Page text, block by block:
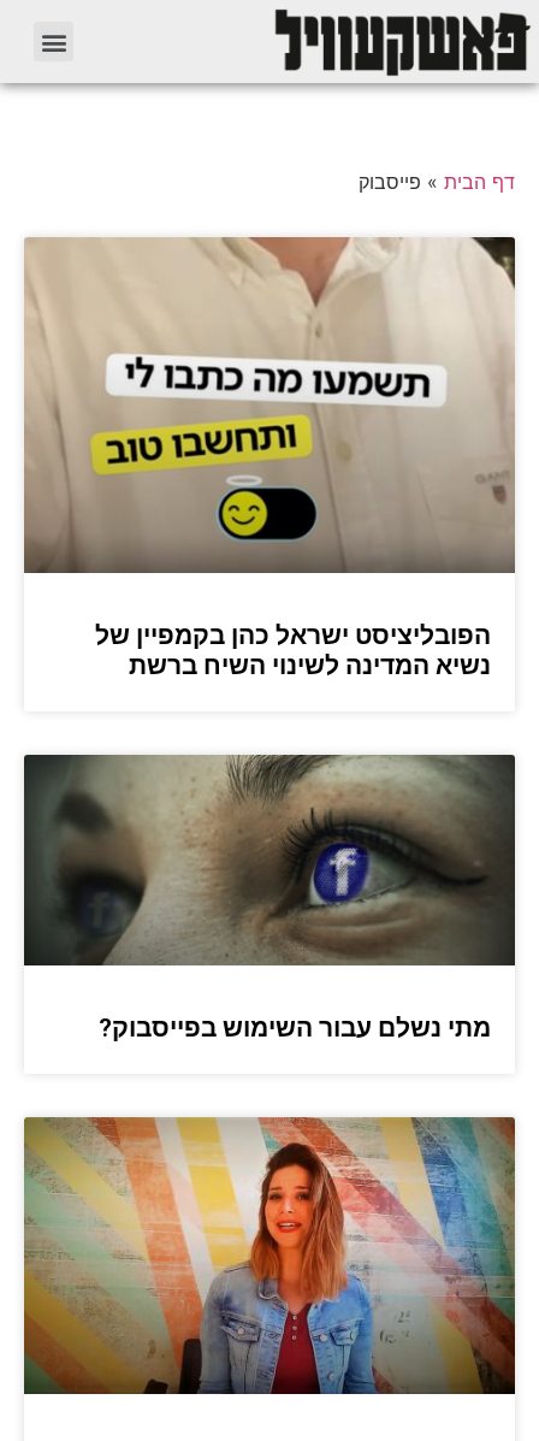
דף הבית » פייסבוק
הפובליציסט ישראל כהן בקמפיין של
נשיא המדינה לשינוי השיח ברשת
מתי נשלם עבור השימוש בפייסבוק?